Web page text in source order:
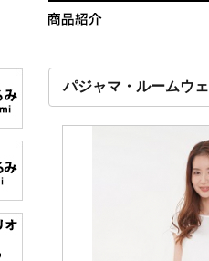
パジャマ・ルームウ